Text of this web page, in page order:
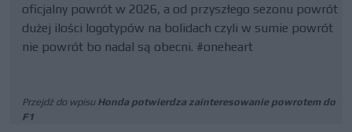
oficjalny powrót w 2026, a od przyszłego sezonu powrót
dużej ilości logotypów na bolidach czyli w sumie powrót
nie powrót bo nadal są obecni. #oneheart
Przejdź do wpisu Honda potwierdza zainteresowanie powrotem do
F1